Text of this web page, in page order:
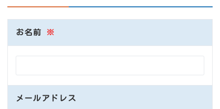
お名前 ※
メールアドレス